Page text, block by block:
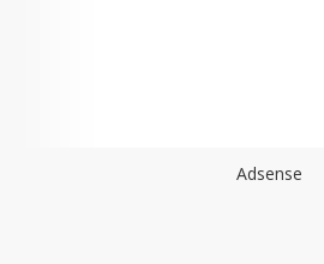
Adsense